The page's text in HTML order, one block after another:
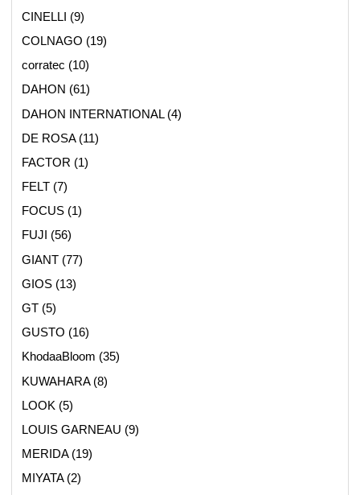
CINELLI (9)
COLNAGO (19)
corratec (10)
DAHON (61)
DAHON INTERNATIONAL(4)
DE ROSA(11)
FACTOR (1)
FELT(7)
FOCUS(1)
FUJI (56)
GIANT(77)
GIOS(13)
GT(5)
GUSTO (16)
KhodaaBloom (35)
KUWAHARA(8)
LOOK (5)
LOUIS GARNEAU (9)
MERIDA(19)
MIYATA(2)